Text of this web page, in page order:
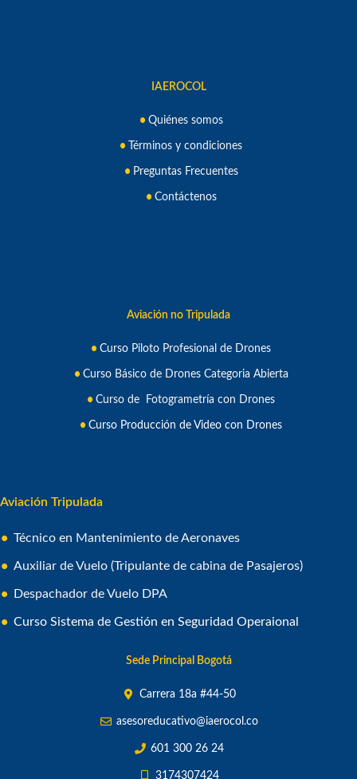
IAEROCOL
Quiénes somos
Términos y condiciones
Preguntas Frecuentes
Contáctenos
Aviación no Tripulada
Curso Piloto Profesional de Drones
Curso Básico de Drones Categoria Abierta
Curso de Fotogrametría con Drones
Curso Producción de Video con Drones
Aviación Tripulada
Técnico en Mantenimiento de Aeronaves
Auxiliar de Vuelo (Tripulante de cabina de Pasajeros)
Despachador de Vuelo DPA
Curso Sistema de Gestión en Seguridad Operaional
Sede Principal Bogotá
Carrera 18a #44-50
asesoreducativo@iaerocol.co
601 300 26 24
3174307424